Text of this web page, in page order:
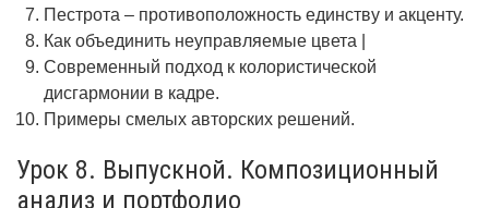
Пестрота – противоположность единству и акценту.
Как объединить неуправляемые цвета |
Современный подход к колористической
дисгармонии в кадре.
Примеры смелых авторских решений.
Урок 8. Выпускной. Композиционный
анализ и портфолио